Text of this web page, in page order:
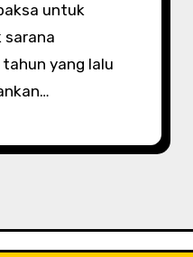
untuk
sarana
yang lalu